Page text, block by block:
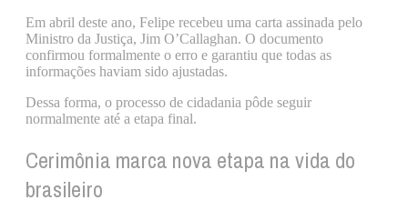
Em abril deste ano, Felipe recebeu uma carta assinada pelo
Ministro da Justiça, Jim O’Callaghan. O documento
confirmou formalmente o erro e garantiu que todas as
informações haviam sido ajustadas.
Dessa forma, o processo de cidadania pôde seguir
normalmente até a etapa final.
Cerimônia marca nova etapa na vida do
brasileiro